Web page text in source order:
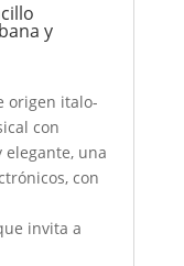
y
origen italo-
con
elegante, una
con
invita a